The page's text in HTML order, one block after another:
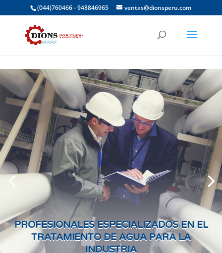
(044)760466 - 948846965 ventas@dionsperu.com
PROFESIONALES ESPECIALIZADOS EN EL
TRATAMIENTO DE AGUA PARA LA
INDUSTRIA